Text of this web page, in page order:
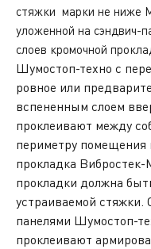
стяжки марки не ниже
уложенной на сэндвич-
слоев кромочной
Шумостоп-техно с
ровное или
вспененным слоем
проклеивают между
периметру помещения
прокладка
прокладки должна
устраиваемой стяжки.
панелями Шумостоп-
проклеивают